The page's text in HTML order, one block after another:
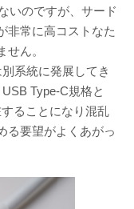
いのですが、サード
非常に高コストなた
ん。
系統に発展してき
Type-C規格と
ることになり混乱
る要望がよくあがっ